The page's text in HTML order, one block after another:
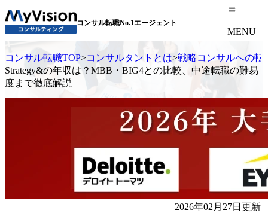
コンサル転職No.1エージェント
MENU
コンサル転職TOP>コンサルタントとは>戦略コンサルへの転
Strategy&の年収は？MBB・BIG4との比較、中途転職の難易
度まで徹底解説
2026年02月27日更新